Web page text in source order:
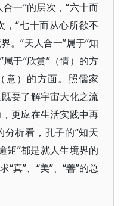
一”的层次，“六十而
，“七十而从心所欲不
。“天人合一”属于“知
于“欣赏”（情）的方
意）的方面。照儒家
要了解宇宙大化之流
更应在生活实践中再
析看，孔子的“知天
矩”都是就人生境界的
真”、“美”、“善”的总